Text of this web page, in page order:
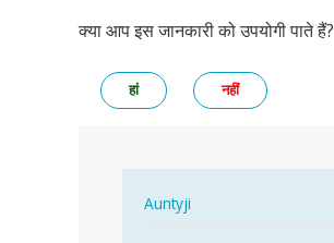
क्या आप इस जानकारी को उपयोगी पाते हैं?
हां नहीं
Auntyji